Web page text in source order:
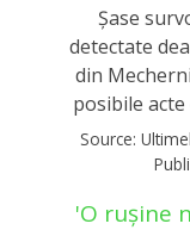
Şase
detectate
din
posibile
Source:
'O rușine